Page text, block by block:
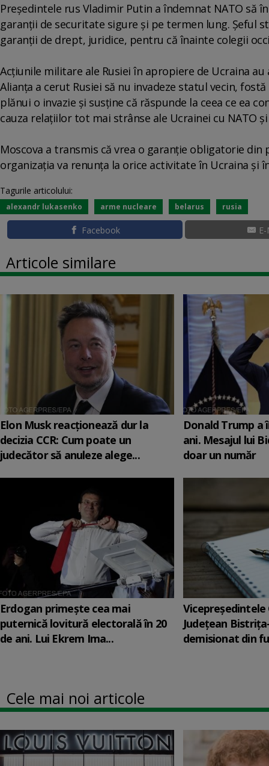
Preşedintele rus Vladimir Putin a îndemnat NATO să
garanţii de securitate sigure şi pe termen lung. Şeful
garanţii de drept, juridice, pentru că înainte colegii
Acţiunile militare ale Rusiei în apropiere de Ucraina
Alianţa a cerut Rusiei să nu invadeze statul vecin,
plănui o invazie şi susţine că răspunde la ceea ce ea
cauza relaţiilor tot mai strânse ale Ucrainei cu NATO
Moscova a transmis că vrea o garanţie obligatorie
organizaţia va renunţa la orice activitate în Ucraina şi
Tagurile articolului:
alexandr lukasenko arme nucleare belarus rusia
Facebook
Articole similare
Elon Musk reacționează dur la
decizia CCR: Cum poate un
judecător să anuleze alege...
Donald Trump a
ani. Mesajul lui
doar un număr
Erdogan primește cea mai
puternică lovitură electorală în 20
de ani. Lui Ekrem Ima...
Vicepreşedintele
Judeţean
demisionat din
Cele mai noi articole